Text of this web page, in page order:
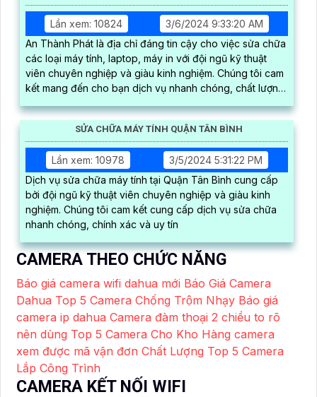
Lần xem: 10824
3/6/2024 9:33:20 AM
An Thành Phát là địa chỉ đáng tin cậy cho việc sửa chữa
các loại máy tính, laptop, máy in với đội ngũ kỹ thuật
viên chuyên nghiệp và giàu kinh nghiệm. Chúng tôi cam
kết mang đến cho bạn dịch vụ nhanh chóng, chất lượng,
SỬA CHỮA MÁY TÍNH QUẬN TÂN BÌNH
Lần xem: 10978
3/5/2024 5:31:22 PM
Dịch vụ sửa chữa máy tính tại Quận Tân Bình cung cấp
bởi đội ngũ kỹ thuật viên chuyên nghiệp và giàu kinh
nghiệm. Chúng tôi cam kết cung cấp dịch vụ sửa chữa
nhanh chóng, chính xác và uy tín
CAMERA THEO CHỨC NĂNG
Báo giá camera wifi dahua mới Báo Giá Camera
Dahua Top 5 Camera Chống Trộm Nhạy Báo giá
camera ip dahua Camera đàm thoại 2 chiều to rõ
nên dùng Top 5 Camera Cho Kho Hàng camera
xem được mã vận đơn Chất Lượng Top 5 Camera
Lắp Công Trình
CAMERA KẾT NỐI WIFI